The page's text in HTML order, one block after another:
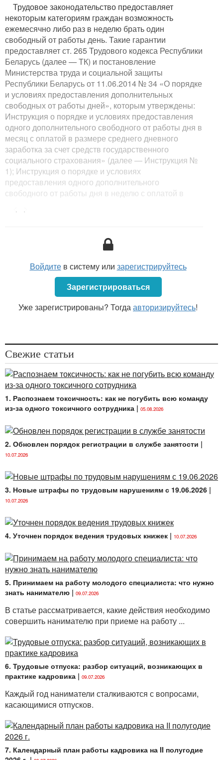
Трудовое законодательство предоставляет
некоторым категориям граждан возможность
ежемесячно либо раз в неделю брать один
свободный от работы день. Такие гарантии
предоставляет ст. 265 Трудового кодекса Республики
Беларусь (далее — ТК) и постановление
Министерства труда и социальной защиты
Республики Беларусь от 11.06.2014 № 34 «О порядке
и условиях предоставления дополнительных
свободных от работы дней», которым утверждены:
Инструкция о порядке и условиях предоставления
одного дополнительного свободного от работы дня в
месяц с оплатой в размере среднего дневного
заработка за счет средств государственного
социального страхования» (далее — Инструкция №
1); Инструкция о порядке и условиях
предоставления одного дополнительного
свободного от работы дня в неделю с оплатой в
Инструкция № 2). Порядок и условия
свободного от работы дня в месяц с оплатой в
размере среднедневного заработка за счет средств
Войдитев систему или зарегистрируйтесь
Зарегистрироваться
Уже зарегистрированы? Тогдаавторизируйтесь!
Свежие статьи
1. Распознаем токсичность: как не погубить всю команду
из-за одного токсичного сотрудника | 05.08.2026
2. Обновлен порядок регистрации в службе занятости |
10.07.2026
3. Новые штрафы по трудовым нарушениям с 19.06.2026 |
10.07.2026
4. Уточнен порядок ведения трудовых книжек | 10.07.2026
5. Принимаем на работу молодого специалиста: что нужно
знать нанимателю | 09.07.2026
В статье рассматривается, какие действия необходимо
совершить нанимателю при приеме на работу ...
6. Трудовые отпуска: разбор ситуаций, возникающих в
практике кадровика | 09.07.2026
Каждый год наниматели сталкиваются с вопросами,
касающимися отпусков.
7. Календарный план работы кадровика на II полугодие